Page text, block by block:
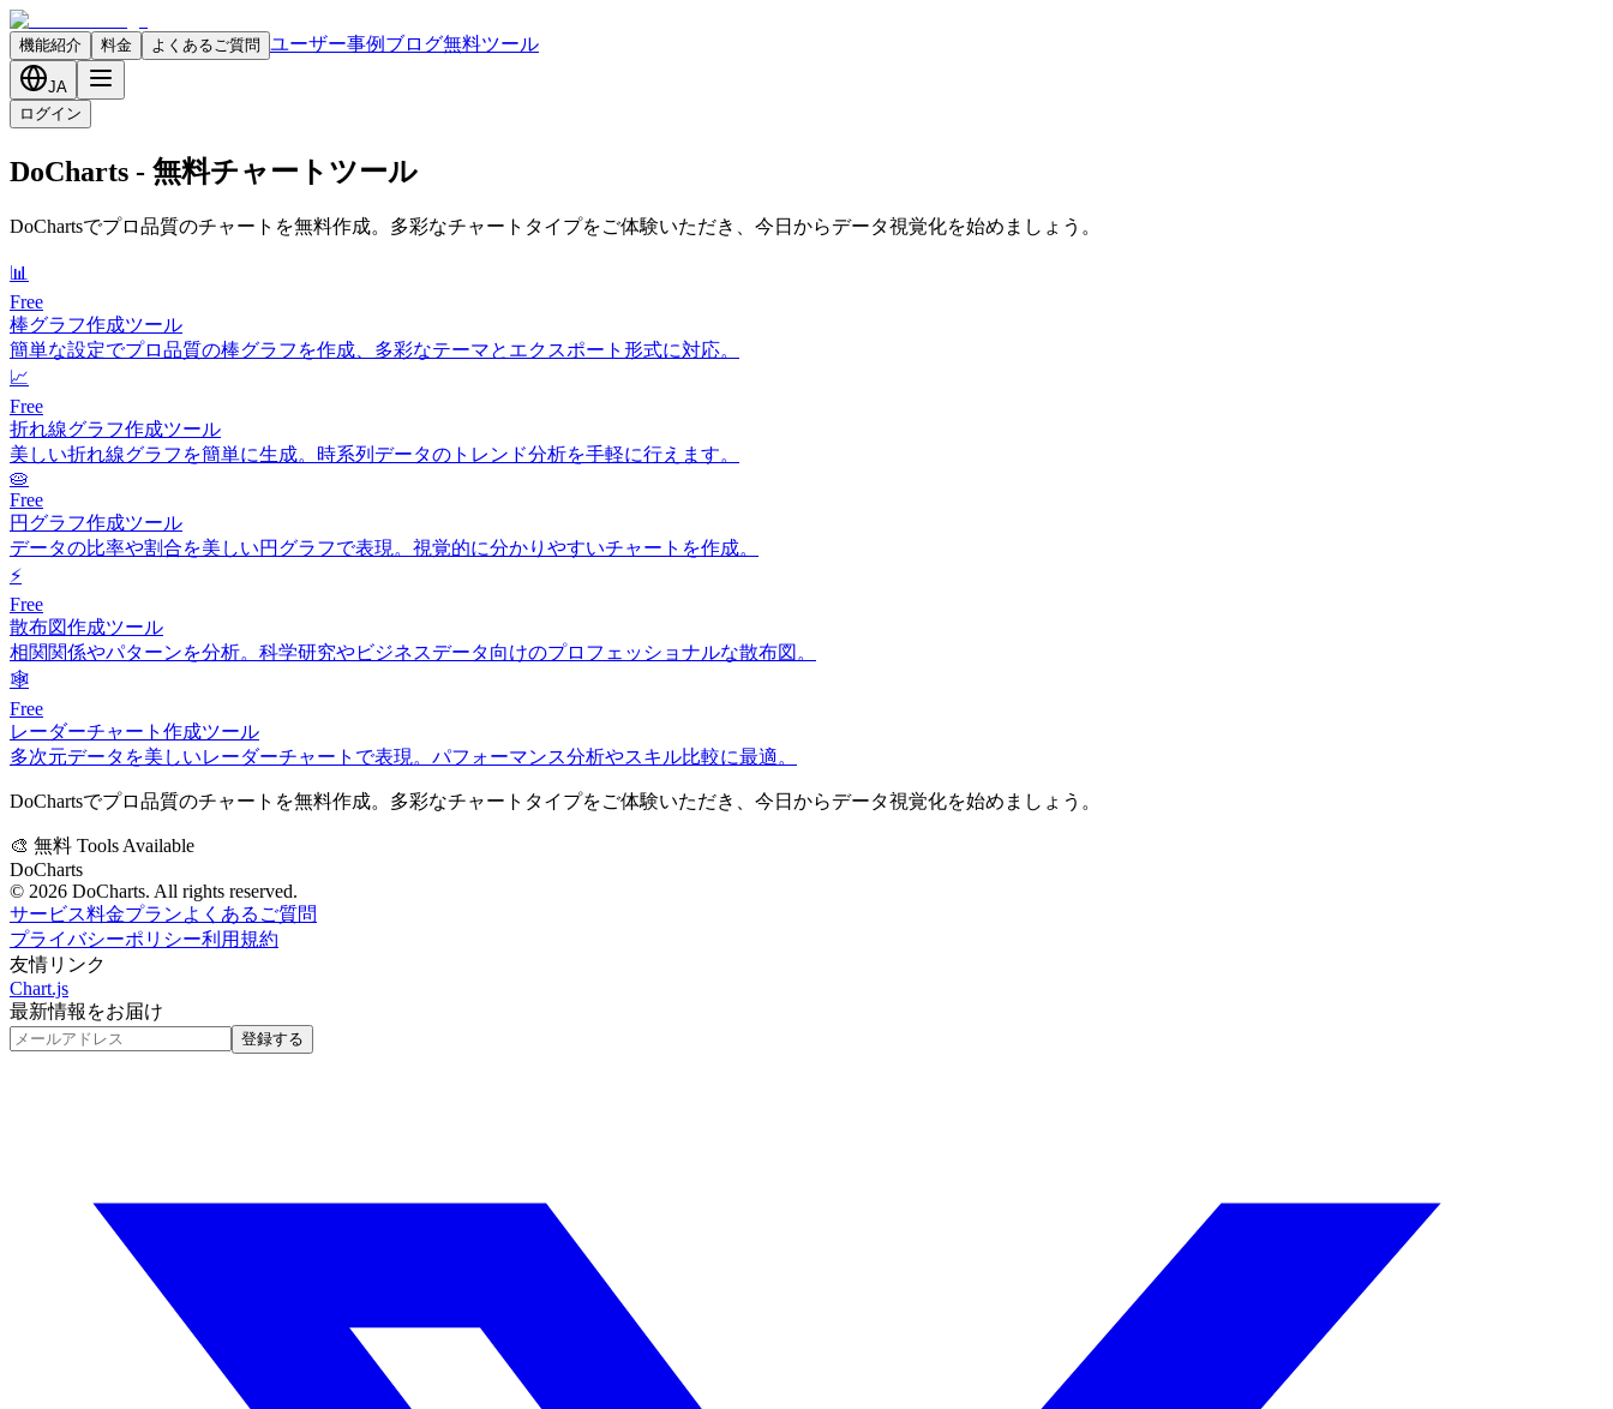
機能紹介 料金 よくあるご質問 ユーザー事例 ブログ無料ツール
JA
ログイン
DoCharts - 無料チャートツール
DoChartsでプロ品質のチャートを無料作成。多彩なチャートタイプをご体験いただき、今日からデータ視覚化を始めましょう。
📊
Free
棒グラフ作成ツール
簡単な設定でプロ品質の棒グラフを作成、多彩なテーマとエクスポート形式に対応。
📈
Free
折れ線グラフ作成ツール
美しい折れ線グラフを簡単に生成。時系列データのトレンド分析を手軽に行えます。
🥧
Free
円グラフ作成ツール
データの比率や割合を美しい円グラフで表現。視覚的に分かりやすいチャートを作成。
⚡
Free
散布図作成ツール
相関関係やパターンを分析。科学研究やビジネスデータ向けのプロフェッショナルな散布図。
🕸️
Free
レーダーチャート作成ツール
多次元データを美しいレーダーチャートで表現。パフォーマンス分析やスキル比較に最適。
DoChartsでプロ品質のチャートを無料作成。多彩なチャートタイプをご体験いただき、今日からデータ視覚化を始めましょう。
🎨 無料 Tools Available
DoCharts
© 2026 DoCharts. All rights reserved.
サービス料金プランよくあるご質問
プライバシーポリシー利用規約
友情リンク
Chart.js
最新情報をお届け
登録する